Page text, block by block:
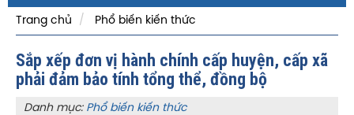
Trang chủ
Phổ biến kiến thức
Sắp xếp đơn vị hành chính cấp huyện, cấp xã
phải đảm bảo tính tổng thể, đồng bộ
Danh mục: Phổ biến kiến thức